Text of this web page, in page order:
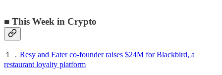
■ This Week in Crypto
１． Resy and Eater co-founder raises $24M for Blackbird, a
restaurant loyalty platform